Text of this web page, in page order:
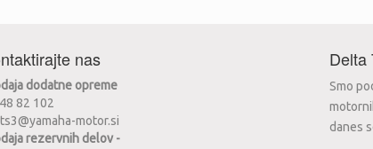
nas
dodatne opreme
82 102
motor.si
rezervnih delov -
Delta
Smo
danes